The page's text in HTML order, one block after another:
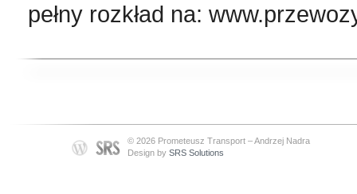
pełny rozkład na:
© 2026 Prometeusz Transport – Andrzej Nadra
Design by SRS Solutions